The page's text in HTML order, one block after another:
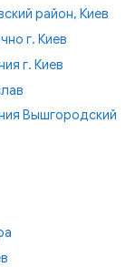
район, Киев
г. Киев
г. Киев
Вышгородский